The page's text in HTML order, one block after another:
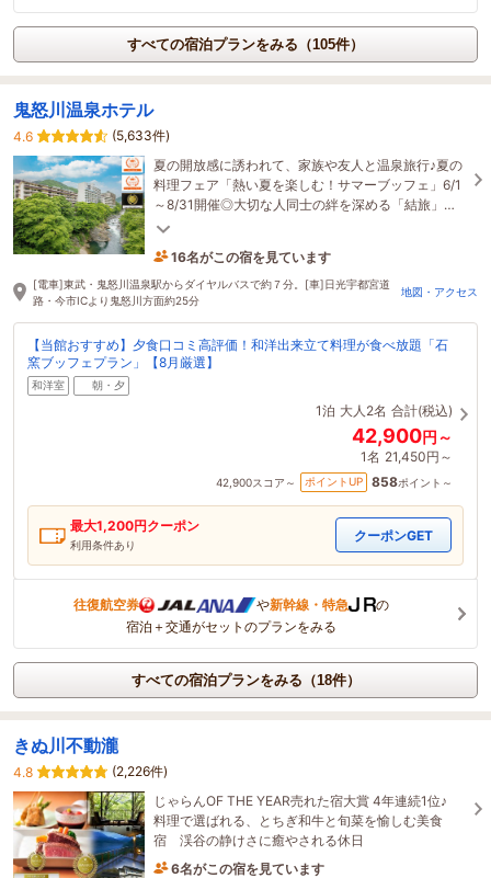
すべての宿泊プランをみる（105件）
鬼怒川温泉ホテル
4.6
(5,633件)
夏の開放感に誘われて、家族や友人と温泉旅行♪夏の
料理フェア「熱い夏を楽しむ！サマーブッフェ」6/1
～8/31開催◎大切な人同士の絆を深める「結旅」の
宿で思い出のひとときをお過ごしください
16名がこの宿を見ています
たった今予約されました
[電車]東武・鬼怒川温泉駅からダイヤルバスで約７分。[車]日光宇都宮道
路・今市ICより鬼怒川方面約25分
地図・アクセス
【当館おすすめ】夕食口コミ高評価！和洋出来立て料理が食べ放題「石
窯ブッフェプラン」【8月厳選】
和洋室 朝・夕
1泊 大人2名 合計(税込)
42,900円～
1名 21,450円～
42,900スコア～ ポイントUP 858ポイント～
最大1,200円クーポン
利用条件あり
クーポンGET
往復航空券 や新幹線・特急
の
宿泊＋交通がセットのプランをみる
すべての宿泊プランをみる（18件）
きぬ川不動瀧
4.8
(2,226件)
じゃらんOF THE YEAR売れた宿大賞 4年連続1位♪
料理で選ばれる、とちぎ和牛と旬菜を愉しむ美食
宿 渓谷の静けさに癒やされる休日
6名がこの宿を見ています